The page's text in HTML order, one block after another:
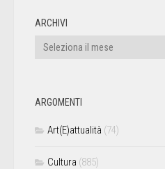
ARCHIVI
ARGOMENTI
Art(E)attualità (74)
Cultura (885)